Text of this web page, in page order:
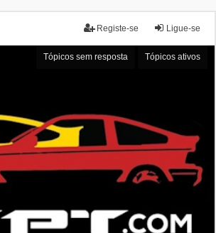
Ligue-se
Registe-se
Tópicos sem resposta Tópicos ativos